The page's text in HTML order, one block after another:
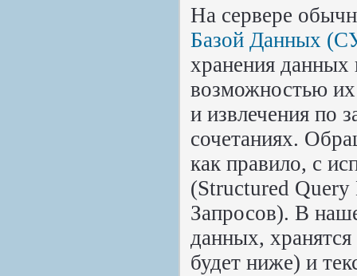
На сервере
Базой Данных
хранения данных
возможностью их
и извлечения по
сочетаниях.
как правило, с
(Structured
Запросов). В
данных,
будет ниже) и